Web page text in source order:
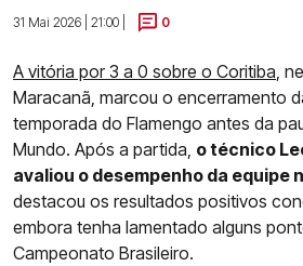
31 Mai 2026 | 21:00 |
0
A vitória por 3 a 0 sobre o Coritiba,
Maracanã, marcou o encerramento
temporada do Flamengo antes da
Mundo. Após a partida, o técnico
avaliou o desempenho da equipe
destacou os resultados positivos
embora tenha lamentado alguns
Campeonato Brasileiro.